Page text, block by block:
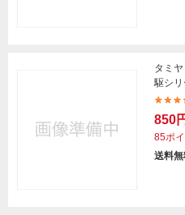
タミ
駆シ
850
85ポ
送料